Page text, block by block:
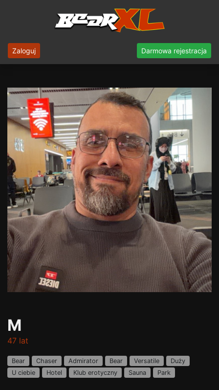
Zaloguj Darmowa rejestracja
M
47 lat
Bear Chaser Admirator Bear Versatile
Duży
U ciebie
Hotel Klub erotyczny Sauna Park